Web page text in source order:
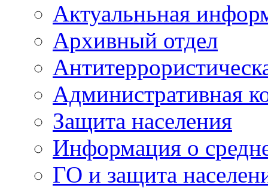
Актуальньная
Архивный отдел
Административная
Защита населения
Информация о
ГО и защита